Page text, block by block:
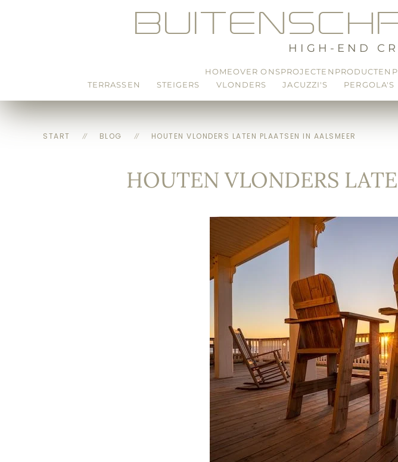
HIGH-END
HOMEOVER ONSPROJECTEN PRODUCTEN
TERRASSEN
STEIGERS VLONDERS JACUZZI'S PERGOLA'S
START BLOG HOUTEN VLONDERS LATEN PLAATSEN IN AALSMEER
HOUTEN VLONDERS